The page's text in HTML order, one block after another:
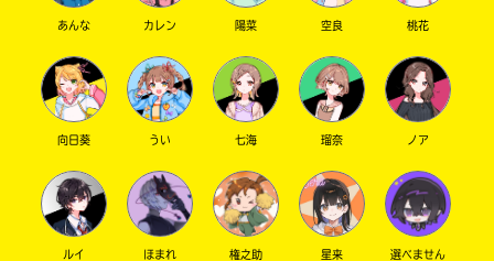
あんな カレン 陽菜 空良 桃花
向日葵 うい 七海 瑠奈 ノア
ルイ ほまれ 権之助 星来 選べません